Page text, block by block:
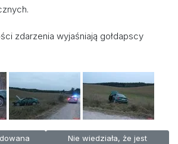
zdarzenia wyjaśniają gołdapscy
Kolejna poszkodowana osoba oszustwem
Następna strona: Nie
Nie wiedziała, że jest